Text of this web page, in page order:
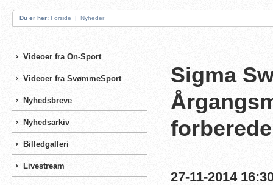
Du er her: Forside | Nyheder
Videoer fra On-Sport
Videoer fra SvømmeSport
Nyhedsbreve
Nyhedsarkiv
Billedgalleri
Livestream
Sigma
27-11-2014